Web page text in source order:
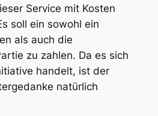
Service mit Kosten
soll ein sowohl ein
als auch die
zu zahlen. Da es sich
handelt, ist der
natürlich